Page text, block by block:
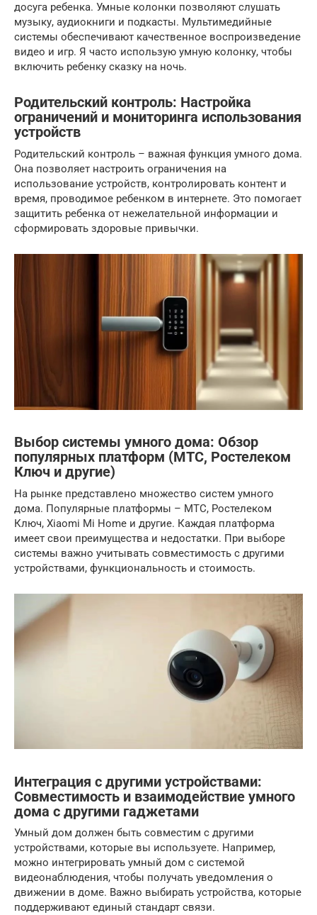
досуга ребенка. Умные колонки позволяют слушать
музыку, аудиокниги и подкасты. Мультимедийные
системы обеспечивают качественное воспроизведение
видео и игр. Я часто использую умную колонку, чтобы
включить ребенку сказку на ночь.
Родительский контроль: Настройка
ограничений и мониторинга использования
устройств
Родительский контроль – важная функция умного дома.
Она позволяет настроить ограничения на
использование устройств, контролировать контент и
время, проводимое ребенком в интернете. Это помогает
защитить ребенка от нежелательной информации и
сформировать здоровые привычки.
Выбор системы умного дома: Обзор
популярных платформ (МТС, Ростелеком
Ключ и другие)
На рынке представлено множество систем умного
дома. Популярные платформы – МТС, Ростелеком
Ключ, Xiaomi Mi Home и другие. Каждая платформа
имеет свои преимущества и недостатки. При выборе
системы важно учитывать совместимость с другими
устройствами, функциональность и стоимость.
Интеграция с другими устройствами:
Совместимость и взаимодействие умного
дома с другими гаджетами
Умный дом должен быть совместим с другими
устройствами, которые вы используете. Например,
можно интегрировать умный дом с системой
видеонаблюдения, чтобы получать уведомления о
движении в доме. Важно выбирать устройства, которые
поддерживают единый стандарт связи.